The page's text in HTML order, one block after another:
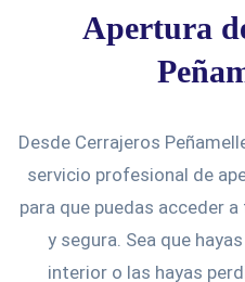
Apertura
Desde Cerrajeros
servicio profesional de
para que puedas acceder
y segura. Sea que
interior o las hayas